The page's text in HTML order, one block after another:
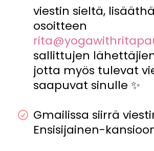
viestin sieltä,
osoitteen
sallittujen
jotta myös tulevat
saapuvat sinulle ✨
Gmailissa siirrä
Ensisijainen-